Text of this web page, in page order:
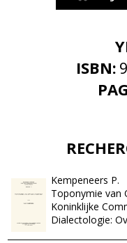
ISBN:
Kempeneers P.
Toponymie van
Koninklijke
Dialectologie: